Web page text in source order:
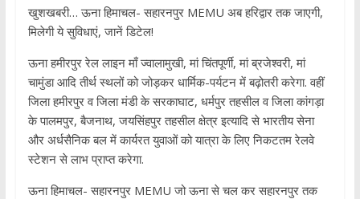
खुशखबरी… ऊना हिमाचल- सहारनपुर MEMU अब हरिद्वार तक जाएगी,
मिलेगी ये सुविधाएं, जानें डिटेल!
ऊना हमीरपुर रेल लाइन माँ ज्वालामुखी, मां चिंतपूर्णी, मां ब्रजेश्वरी, मां
चामुंडा आदि तीर्थ स्‍थलों को जोड़कर धार्मिक-पर्यटन में बढ़ोतरी करेगा. वहीं
जिला हमीरपुर व जिला मंडी के सरकाघाट, धर्मपुर तहसील व जिला कांगड़ा
के पालमपुर, बैजनाथ, जयसिंहपुर तहसील क्षेत्र इत्यादि से भारतीय सेना
और अर्धसैनिक बल में कार्यरत युवाओं को यात्रा के लिए निकटतम रेलवे
स्टेशन से लाभ प्राप्त करेगा.
ऊना हिमाचल- सहारनपुर MEMU जो ऊना से चल कर सहारनपुर तक